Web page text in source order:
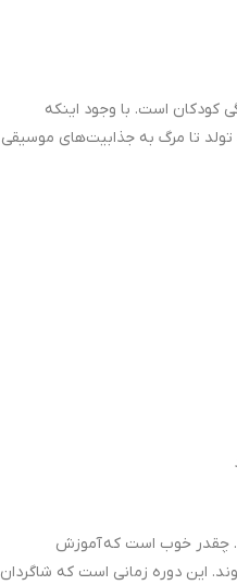
کودکان است. با وجود اینکه
تولد تا مرگ به جذابیت‌های موسیقی
چقدر خوب است که آموزش
این دوره زمانی است که شاگردان